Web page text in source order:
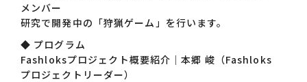
メンバー
研究で開発中の「狩猟ゲーム」を行います。
◆ プログラム
Fashloksプロジェクト概要紹介｜本郷 峻（Fashloks
プロジェクトリーダー）